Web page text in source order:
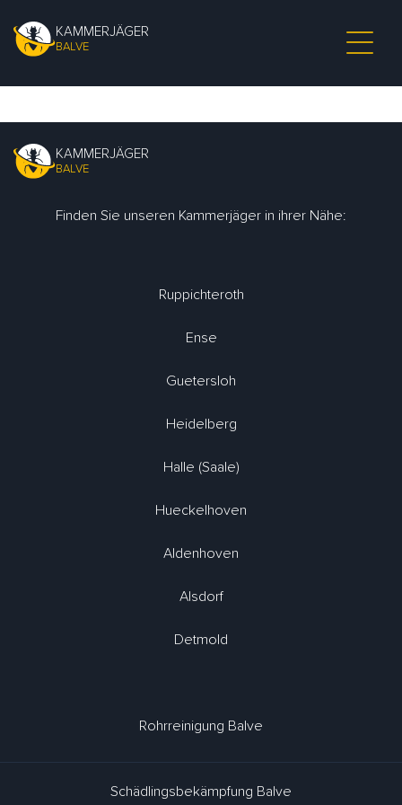
KAMMERJÄGER
BALVE
KAMMERJÄGER
BALVE
Finden Sie unseren Kammerjäger in ihrer Nähe:
Ruppichteroth
Ense
Guetersloh
Heidelberg
Halle (Saale)
Hueckelhoven
Aldenhoven
Alsdorf
Detmold
Rohrreinigung Balve
Schädlingsbekämpfung Balve